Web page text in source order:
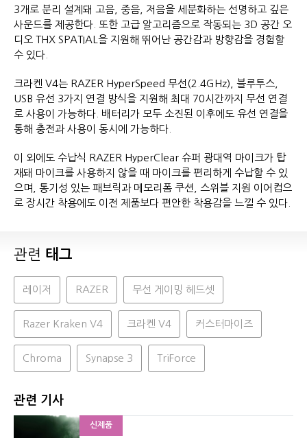
3개로 분리 설계돼 고음, 중음, 저음을 세분화하는 선명하고 깊은
사운드를 제공한다. 또한 고급 알고리즘으로 작동되는 3D 공간 오
디오 THX SPATIAL을 지원해 뛰어난 공간감과 방향감을 경험할
수 있다.
크라켄 V4는 RAZER HyperSpeed 무선(2.4GHz), 블루투스,
USB 유선 3가지 연결 방식을 지원해 최대 70시간까지 무선 연결
로 사용이 가능하다. 배터리가 모두 소진된 이후에도 유선 연결을
통해 충전과 사용이 동시에 가능하다.
이 외에도 수납식 RAZER HyperClear 슈퍼 광대역 마이크가 탑
재돼 마이크를 사용하지 않을 때 마이크를 편리하게 수납할 수 있
으며, 통기성 있는 패브릭과 메모리폼 쿠션, 스위블 지원 이어컵으
로 장시간 착용에도 이전 제품보다 편안한 착용감을 느낄 수 있다.
관련 태그
레이저 RAZER 무선 게이밍 헤드셋
Razer Kraken V4 크라켄 V4 커스터마이즈
Chroma Synapse 3 TriForce
관련 기사
신제품